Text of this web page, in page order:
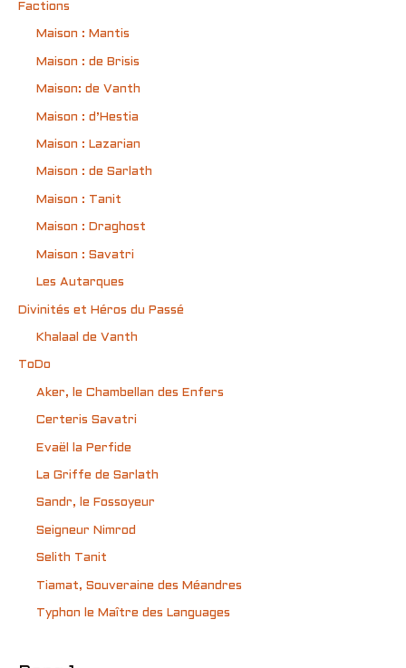
Factions
Maison : Mantis
Maison : de Brisis
Maison: de Vanth
Maison : d’Hestia
Maison : Lazarian
Maison : de Sarlath
Maison : Tanit
Maison : Draghost
Maison : Savatri
Les Autarques
Divinités et Héros du Passé
Khalaal de Vanth
ToDo
Aker, le Chambellan des Enfers
Certeris Savatri
Evaël la Perfide
La Griffe de Sarlath
Sandr, le Fossoyeur
Seigneur Nimrod
Selith Tanit
Tiamat, Souveraine des Méandres
Typhon le Maître des Languages